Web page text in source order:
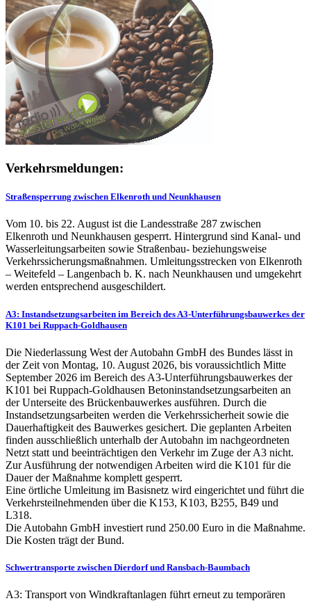
Verkehrsmeldungen:
Straßensperrung zwischen Elkenroth und Neunkhausen
Vom 10. bis 22. August ist die Landesstraße 287 zwischen
Elkenroth und Neunkhausen gesperrt. Hintergrund sind Kanal- und
Wasserleitungsarbeiten sowie Straßenbau- beziehungsweise
Verkehrssicherungsmaßnahmen. Umleitungsstrecken von Elkenroth
– Weitefeld – Langenbach b. K. nach Neunkhausen und umgekehrt
werden entsprechend ausgeschildert.
A3: Instandsetzungsarbeiten im Bereich des A3-Unterführungsbauwerkes der
K101 bei Ruppach-Goldhausen
Die Niederlassung West der Autobahn GmbH des Bundes lässt in
der Zeit von Montag, 10. August 2026, bis voraussichtlich Mitte
September 2026 im Bereich des A3-Unterführungsbauwerkes der
K101 bei Ruppach-Goldhausen Betoninstandsetzungsarbeiten an
der Unterseite des Brückenbauwerkes ausführen. Durch die
Instandsetzungsarbeiten werden die Verkehrssicherheit sowie die
Dauerhaftigkeit des Bauwerkes gesichert. Die geplanten Arbeiten
finden ausschließlich unterhalb der Autobahn im nachgeordneten
Netzt statt und beeinträchtigen den Verkehr im Zuge der A3 nicht.
Zur Ausführung der notwendigen Arbeiten wird die K101 für die
Dauer der Maßnahme komplett gesperrt.
Eine örtliche Umleitung im Basisnetz wird eingerichtet und führt die
Verkehrsteilnehmenden über die K153, K103, B255, B49 und
L318.
Die Autobahn GmbH investiert rund 250.00 Euro in die Maßnahme.
Die Kosten trägt der Bund.
Schwertransporte zwischen Dierdorf und Ransbach-Baumbach
A3: Transport von Windkraftanlagen führt erneut zu temporären